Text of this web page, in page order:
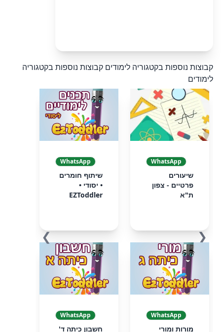
קבוצות נוספות בקטגוריה לימודים קבוצות נוספות בקטגוריה
לימודים
❮
WhatsApp
שיעורים
פרטיים - צפון
ת"א
WhatsApp
שיתוף חומרים
• יסודי •
EZToddler
WhatsApp
מורות ומורי
WhatsApp
חשבון כיתה ד'
❯